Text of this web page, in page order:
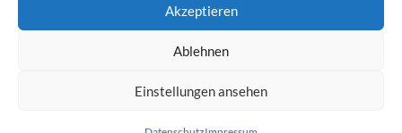
Akzeptieren
Ablehnen
Einstellungen ansehen